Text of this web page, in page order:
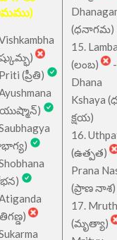
(ప్రీతి)
(ధనాగమ)
15.
(లంబ)
-
Dhana
Kshaya
క్షయ)
16.
(ఉత్పత)
Prana
(ప్రాణ నాశ)
17.
(మృత్యా)